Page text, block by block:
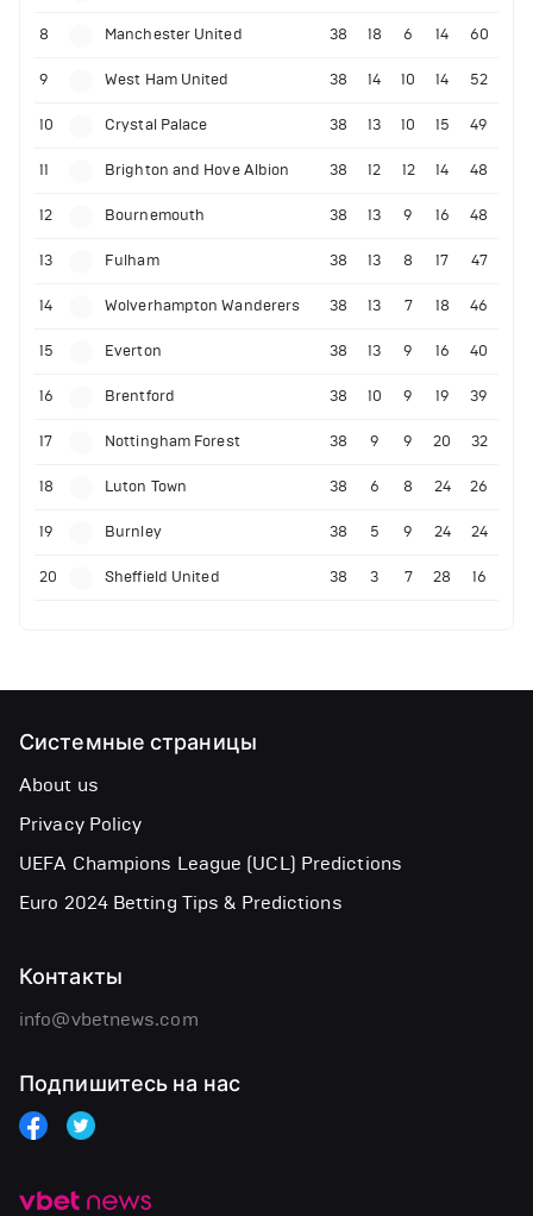
8 Manchester United 38 18 6 14 60
9 West Ham United 38 14 10 14 52
10 Crystal Palace 38 13 10 15 49
11 Brighton and Hove Albion 38 12 12 14 48
12 Bournemouth 38 13 9 16 48
13 Fulham 38 13 8 17 47
14 Wolverhampton Wanderers 38 13 7 18 46
15 Everton 38 13 9 16 40
16 Brentford 38 10 9 19 39
17 Nottingham Forest 38 9 9 20 32
18 Luton Town 38 6 8 24 26
19 Burnley 38 5 9 24 24
20 Sheffield United 38 3 7 28 16
Системные страницы
About us
Privacy Policy
UEFA Champions League (UCL) Predictions
Euro 2024 Betting Tips & Predictions
Контакты
info@vbetnews.com
Подпишитесь на нас